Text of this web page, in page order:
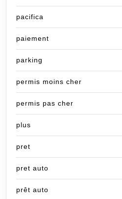
pacifica
paiement
parking
permis moins cher
permis pas cher
plus
pret
pret auto
prêt auto